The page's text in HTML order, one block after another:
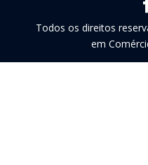
Todos os direitos
em